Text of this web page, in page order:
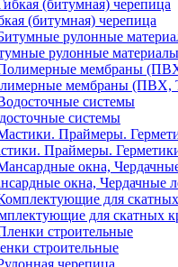
(битумная) черепица
рулонные материалы
мембраны
системы
Праймеры.
окна, Чердачные
для скатных
строительные